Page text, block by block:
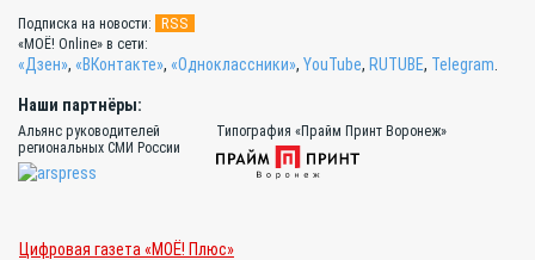
Подписка на новости: RSS
«МОЁ! Online» в сети:
«Дзен», «ВКонтакте», «Одноклассники», YouTube, RUTUBE, Telegram
Наши партнёры:
Альянс руководителей
региональных СМИ России
Типография «Прайм Принт Воронеж»
Цифровая газета «МОЁ! Плюс»